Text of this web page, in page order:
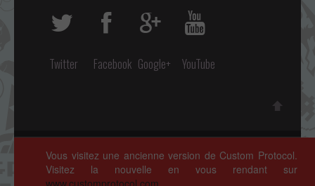
Twitter Facebook Google+ YouTube
Copyright © 2014 ~ 2026 • Custom Protocol, Tous droits réservés.
Polices de caractères par
Google Fonts. Icônes parFontello.
Vous visitez une ancienne version de Custom Protocol.
Visitez la nouvelle en vous rendant sur
www.customprotocol.com